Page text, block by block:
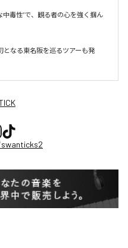
毒性”で、観る者の心を強く掴ん
となる東名阪を巡るツアーも発